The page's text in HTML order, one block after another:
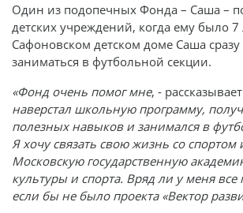
Один из подопечных Фонда – Саша –
детских учреждений, когда ему было 7
Сафоновском детском доме Саша сразу
заниматься в футбольной секции.
«Фонд очень помог мне, -
наверстал школьную программу,
полезных навыков и занимался в
Я хочу связать свою жизнь со
Московскую государственную
культуры и спорта. Вряд ли у меня
если бы не было проекта «Вектор